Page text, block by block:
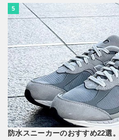
5
防水スニーカーのおすすめ22選